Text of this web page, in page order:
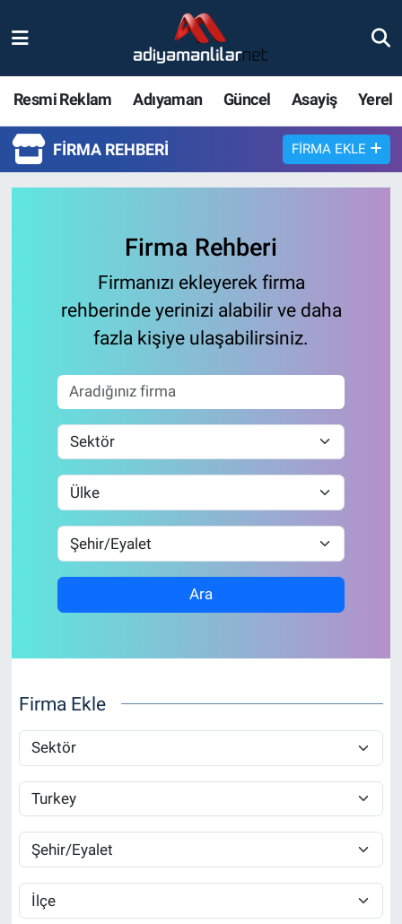
Resmi Reklam Adıyaman Güncel Asayiş Yerel
FIRMA REHBERI FIRMA EKLE
Firma Rehberi
Firmanızı ekleyerek firma
rehberinde yerinizi alabilir ve daha
fazla kişiye ulaşabilirsiniz.
Ara
Firma Ekle
Röportajlar
Bölge Haberleri
Asayiş
Sağlık
Özel Haber
Kültür Sanat
Eğitim
Yaşam
Çevre
BİLİM VE TEKNOLOJİ
Şambayat Haber
Nöbetçi Eczaneler
Adiyaman Namaz Vakitleri
Süper Lig Puan Durumu ve Fikstür
Son Dakika Haberleri
Haber Arşivi